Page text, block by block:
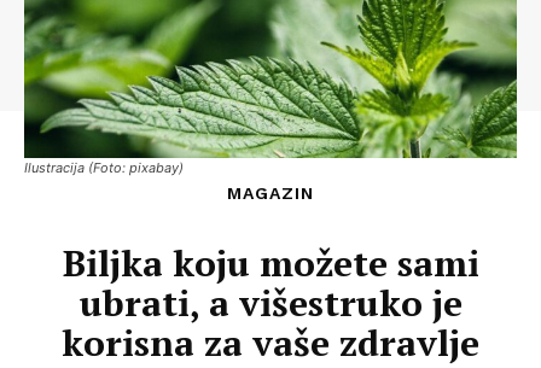
Ilustracija (Foto: pixabay)
MAGAZIN
Biljka koju možete sami
ubrati, a višestruko je
korisna za vaše zdravlje